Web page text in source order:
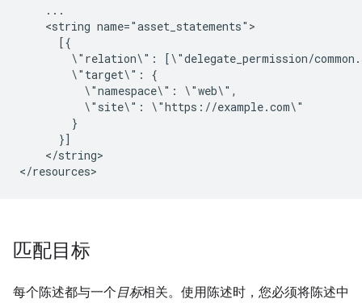
    ...
    <string name="asset_statements">
      [{
\"relation\": [\"delegate_permission/
        \"target\": {
          \"namespace\": \"web\",
          \"site\": \"https://example.com\"
        }
      }]
    </string>
</resources>
匹配目标
每个陈述都与一个目标相关。使用陈述时，您必须将陈述中